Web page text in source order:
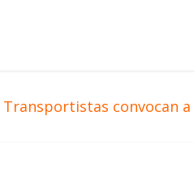
Transportistas convocan